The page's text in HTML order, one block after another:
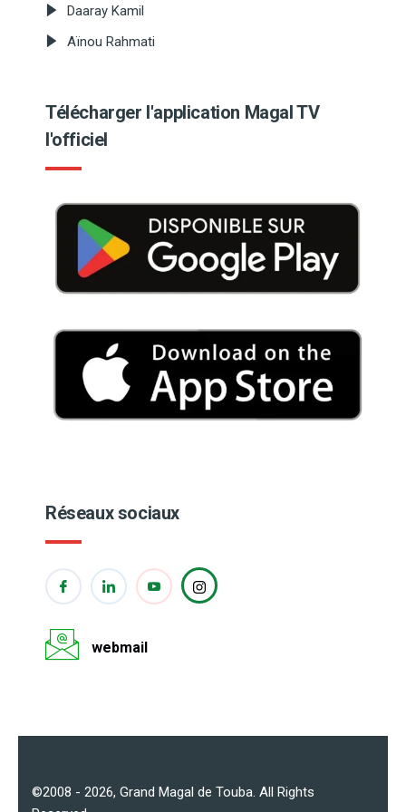
Daaray Kamil
Aïnou Rahmati
Télécharger l'application Magal TV
l'officiel
Réseaux sociaux
webmail
©2008 - 2026, Grand Magal de Touba. All Rights